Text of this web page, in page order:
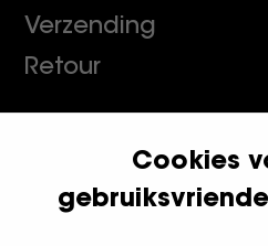
Verzending
Retour
Klanten geven
Cookies